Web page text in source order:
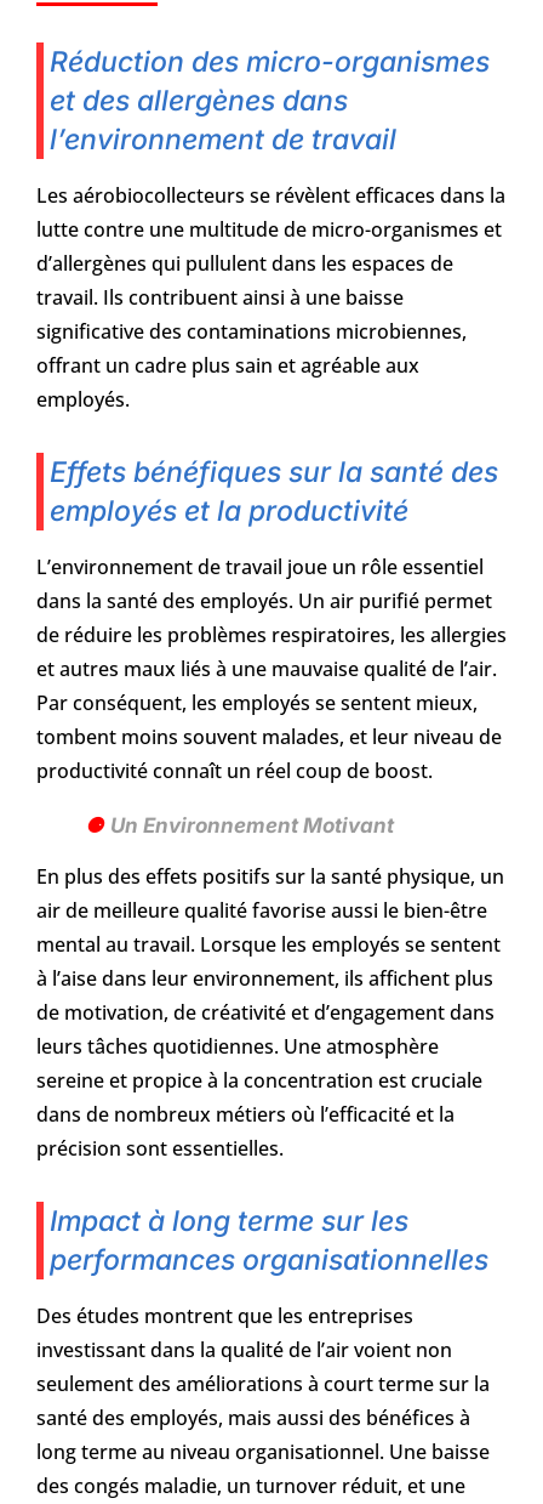
Réduction des micro-organismes
et des allergènes dans
l’environnement de travail
Les aérobiocollecteurs se révèlent efficaces dans la
lutte contre une multitude de micro-organismes et
d’allergènes qui pullulent dans les espaces de
travail. Ils contribuent ainsi à une baisse
significative des contaminations microbiennes,
offrant un cadre plus sain et agréable aux
employés.
Effets bénéfiques sur la santé des
employés et la productivité
L’environnement de travail joue un rôle essentiel
dans la santé des employés. Un air purifié permet
de réduire les problèmes respiratoires, les allergies
et autres maux liés à une mauvaise qualité de l’air.
Par conséquent, les employés se sentent mieux,
tombent moins souvent malades, et leur niveau de
productivité connaît un réel coup de boost.
Un Environnement Motivant
En plus des effets positifs sur la santé physique, un
air de meilleure qualité favorise aussi le bien-être
mental au travail. Lorsque les employés se sentent
à l’aise dans leur environnement, ils affichent plus
de motivation, de créativité et d’engagement dans
leurs tâches quotidiennes. Une atmosphère
sereine et propice à la concentration est cruciale
dans de nombreux métiers où l’efficacité et la
précision sont essentielles.
Impact à long terme sur les
performances organisationnelles
Des études montrent que les entreprises
investissant dans la qualité de l’air voient non
seulement des améliorations à court terme sur la
santé des employés, mais aussi des bénéfices à
long terme au niveau organisationnel. Une baisse
des congés maladie, un turnover réduit, et une